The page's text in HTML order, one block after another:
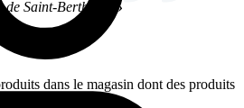
Saint-Berthevin
»
dans le magasin dont des produits